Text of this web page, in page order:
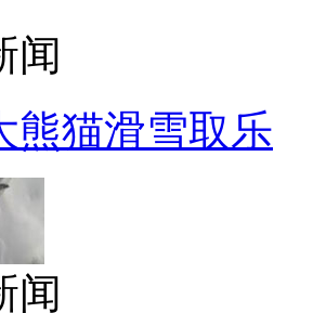
闻
熊猫滑雪取乐
闻